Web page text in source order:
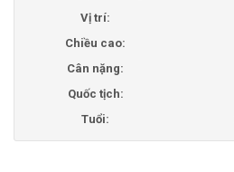
Vị trí:
Chiều cao:
Cân nặng:
Quốc tịch:
Tuổi: